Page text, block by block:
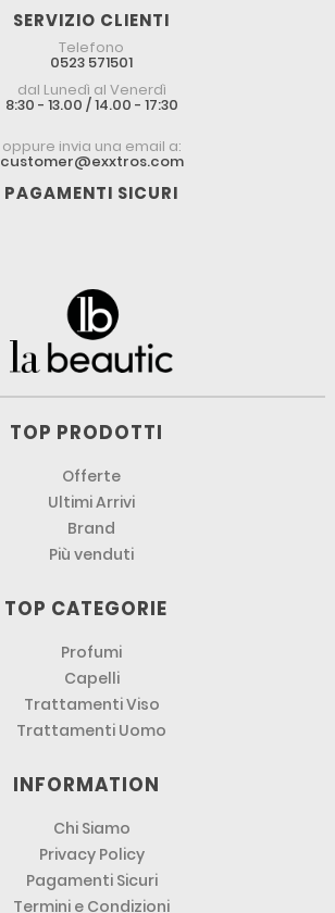
SERVIZIO CLIENTI
Telefono
0523 571501
dal Lunedì al Venerdì
8:30 - 13.00 / 14.00 - 17:30
oppure invia una email a:
customer@exxtros.com
PAGAMENTI SICURI
TOP PRODOTTI
Offerte
Ultimi Arrivi
Brand
Più venduti
TOP CATEGORIE
Profumi
Capelli
Trattamenti Viso
Trattamenti Uomo
INFORMATION
Chi Siamo
Privacy Policy
Pagamenti Sicuri
Termini e Condizioni